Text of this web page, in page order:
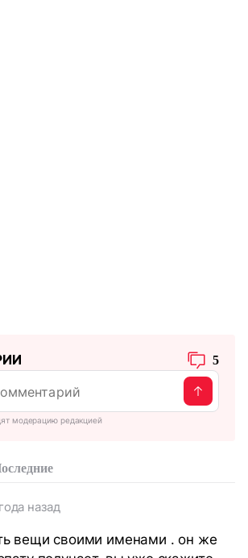
5
модерацию редакцией
назад
вещи своими именами . он же